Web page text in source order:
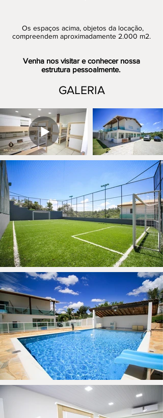
Os espaços acima, objetos da locação,
compreendem aproximadamente 2.000 m2.
Venha nos visitar e conhecer nossa
estrutura pessoalmente.
GALERIA